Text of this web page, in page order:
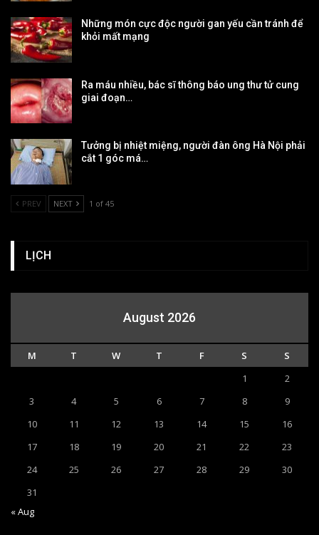
Những món cực độc người gan yếu cần tránh để
khỏi mất mạng
Ra máu nhiều, bác sĩ thông báo ung thư tử cung
giai đoạn…
Tưởng bị nhiệt miệng, người đàn ông Hà Nội phải
cắt 1 góc má…
PREV NEXT 1 of 45
LỊCH
August 2026
M T W T F S
S
1
2
3
4 5 6 7 8
9
10
11 12 13 14 15
16
17
18 19 20 21 22
23
24
25 26 27 28 29
30
31
« Aug